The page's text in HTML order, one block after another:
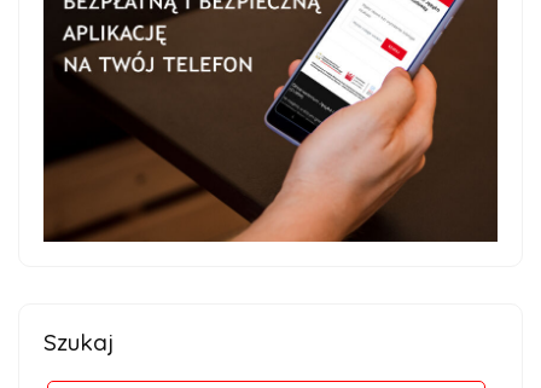
Szukaj